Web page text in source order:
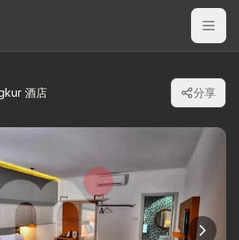
酒店 分享